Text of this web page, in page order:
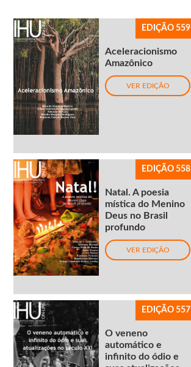
EDIÇÃO 559
Aceleracionismo
Amazônico
VER EDIÇÃO
EDIÇÃO 558
Natal. A poesia
mística do Menino
Deus no Brasil
profundo
VER EDIÇÃO
EDIÇÃO 557
O veneno
automático e
infinito do ódio e